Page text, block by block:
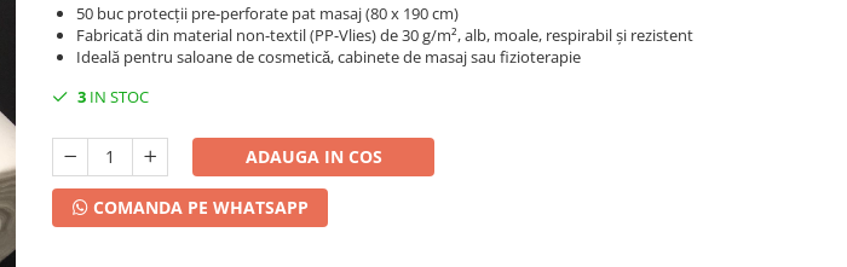
50 buc protecții pre-perforate pat masaj (80 x 190 cm)
Fabricată din material non-textil (PP-Vlies) de 30 g/m², alb, moale, respirabil și rezistent
Ideală pentru saloane de cosmeticǎ, cabinete de masaj sau fizioterapie
3 IN STOC
ADAUGA IN COS
COMANDA PE WHATSAPP